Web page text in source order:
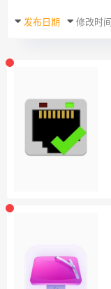
发布日期 修改时间